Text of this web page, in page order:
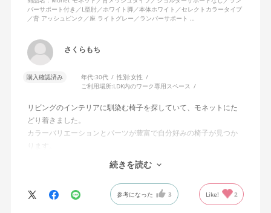
バーサポート付き／L型肘／ホワイト脚／本体ホワイト／セレクトカラータイプ
／背 アッシュピンク／座 ライトグレー／ランバーサポート …
さくらもち
購入確認済み 年代:30代 性別:女性
ご利用場所:LDK内のワーク専用スペース
リビングのインテリアに馴染む椅子を探していて、モネットにた
どり着きました。
カラーバリエーションとパーツが豊富で自分好みの椅子が見つか
オフィスチェアにしては比較的コンパクトで家に置くのに最適で
した、座り心地も良く大変気に入っています。
今回どうしても欲しい色の組み合わせがあったので固定肘の物を
購入しましたが、欲を言えば稼働肘バージョンもバイカラーなど
続きを読む
参考になった 3 Like! 2